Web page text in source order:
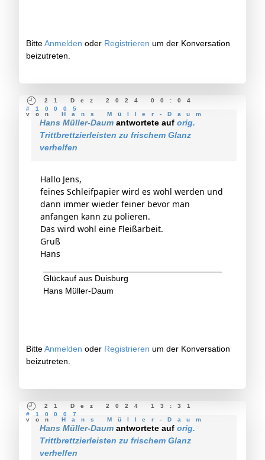
BitteAnmelden oder Registrieren um der Konversation
beizutreten.
21 Dez 2024 00:04
#10005
vonHans Müller-Daum
Hans Müller-Daum antwortete auf orig.
Trittbrettzierleisten zu frischem Glanz
verhelfen
Hallo Jens,
feines Schleifpapier wird es wohl werden und
dann immer wieder feiner bevor man
anfangen kann zu polieren.
Das wird wohl eine Fleißarbeit.
Gruß
Hans
Glückauf aus Duisburg
Hans Müller-Daum
BitteAnmelden oder Registrieren um der Konversation
beizutreten.
21 Dez 2024 13:31
#10007
vonHans Müller-Daum
Hans Müller-Daum antwortete auf orig.
Trittbrettzierleisten zu frischem Glanz
verhelfen